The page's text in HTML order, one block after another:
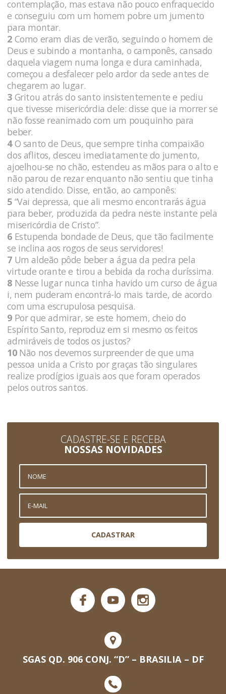
contemplação, mas estava não pouco enfraquecido
e conseguiu com um homem pobre um jumento
para montar.
2 Como eram dias de verão, seguindo o homem de
Deus e subindo a montanha, o camponês, cansado
daquela viagem numa longa e dura caminhada,
começou a desfalecer pelo ardor da sede antes de
chegarem ao lugar.
3 Gritou atrás do santo insistentemente e pediu
que tivesse misericórdia dele: disse que ia morrer se
não fosse reanimado com um pouquinho para
beber.
4O santo de Deus, que sempre tinha compaixão
dos aflitos, desceu imediatamente do jumento,
ajoelhou-se no chão, estendeu as mãos para o alto e
não parou de rezar enquanto não sentiu que tinha
sido atendido. Disse, então, ao camponês:
5 “Vai depressa, que ali mesmo encontrarás água
para beber, produzida da pedra neste instante pela
misericórdia de Cristo”.
6 Estupenda bondade de Deus, que tão facilmente
se inclina aos rogos de seus servidores!
7 Um aldeão pôde beber a água da pedra pela
virtude orante e tirou a bebida da rocha duríssima.
8 Nesse lugar nunca tinha havido um curso de água
i, nem puderam encontrá-lo mais tarde, de acordo
com uma escrupulosa pesquisa.
9 Por que admirar, se este homem, cheio do
Espírito Santo, reproduz em si mesmo os feitos
admiráveis de todos os justos?
10Não nos devemos surpreender de que uma
pessoa unida a Cristo por graças tão singulares
realize prodígios iguais aos que foram operados
pelos outros santos.
CADASTRE-SE E RECEBA
NOSSAS NOVIDADES
CADASTRAR
SGAS QD. 906 CONJ. “D” – BRASILIA – DF